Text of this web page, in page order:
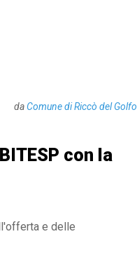
daComune di Riccò del Golfo
con la
e delle